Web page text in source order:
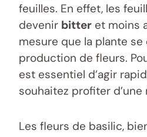
feuilles. En effet, les
devenir bitter et moins
mesure que la plante
production de fleurs.
est essentiel d’agir
souhaitez profiter
Les fleurs de basilic,